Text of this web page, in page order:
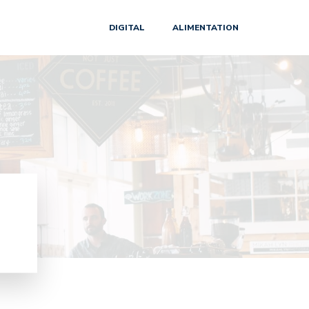
DIGITAL ALIMENTATION